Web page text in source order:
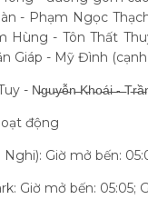
- Phạm Ngọc
Hùng - Tôn Thất
Giáp - Mỹ Đình
- N̵g̵u̵y̵ễ̵n̵ ̵K̵h̵o̵á̵i̵ ̵-̵
động
Giờ mở bến:
Giờ mở bến: 05:05;